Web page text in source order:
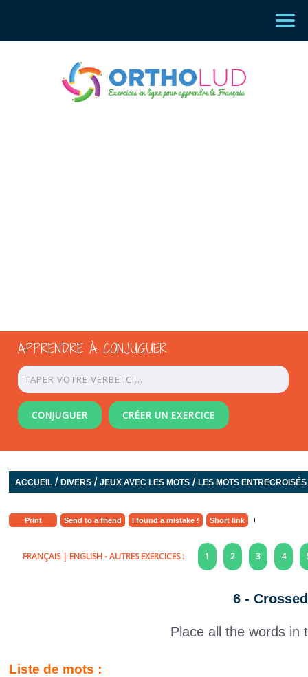
APPRENDRE À CONJUGUER
CONJUGUER CRÉER UN EXERCICE
ACCUEIL/ DIVERS/ JEUX AVEC LES MOTS/ LES MOTS ENTRECROISÉS
Print Send to a friend I found a mistake ! Short link
FRANÇAIS| ENGLISH- AUTRES EXERCICES : 1 2 3 4
6 -
Place all the words in
Liste de mots :